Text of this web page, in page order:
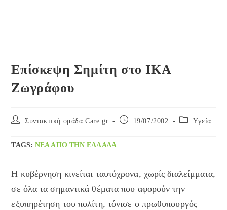
Επίσκεψη Σημίτη στο ΙΚΑ
Ζωγράφου
Post Συντακτική ομάδα Care.gr
Post
19/07/2002
Post Yγεία
TAGS:ΝΈΑ ΑΠΌ ΤΗΝ ΕΛΛΆΔΑ
Η κυβέρνηση κινείται ταυτόχρονα, χωρίς διαλείμματα,
σε όλα τα σημαντικά θέματα που αφορούν την
εξυπηρέτηση του πολίτη, τόνισε ο πρωθυπουργός